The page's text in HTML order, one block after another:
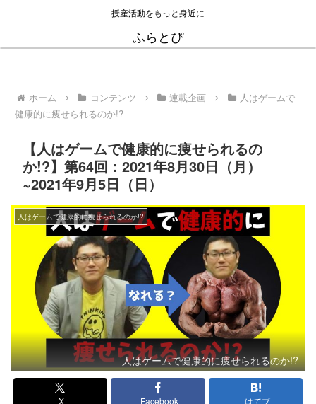
授産活動をもっと身近に
ふらとぴ
ホーム コンテンツ 連載企画
人はゲームで
健康的に痩せられるのか!?
【人はゲームで健康的に痩せられるの
か!?】第64回：2021年8月30日（月）
~2021年9月5日（日）
人はゲームで健康的に痩せられるのか!?
人はゲームで健康的に痩せられるのか!?
X Facebook はてブ